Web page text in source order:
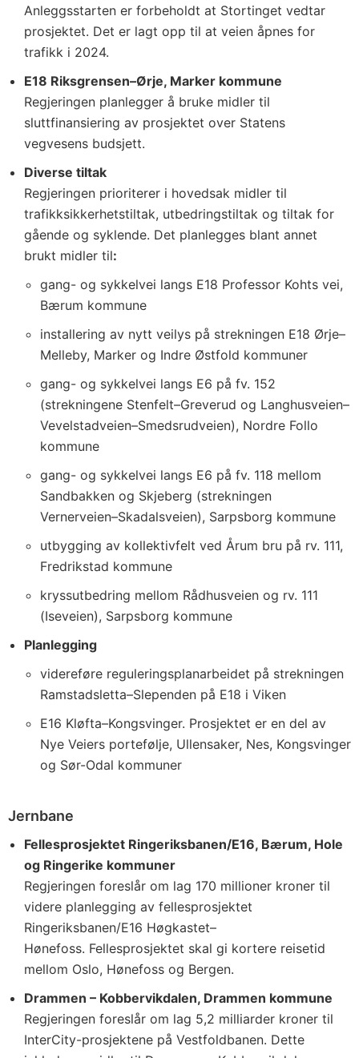
Anleggsstarten er forbeholdt at Stortinget vedtar
prosjektet. Det er lagt opp til at veien åpnes for
trafikk i 2024.
E18 Riksgrensen–Ørje, Marker kommune
Regjeringen planlegger å bruke midler til
sluttfinansiering av prosjektet over Statens
vegvesens budsjett.
Diverse tiltak
Regjeringen prioriterer i hovedsak midler til
trafikksikkerhetstiltak, utbedringstiltak og tiltak for
gående og syklende. Det planlegges blant annet
brukt midler til:
gang- og sykkelvei langs E18 Professor Kohts vei,
Bærum kommune
installering av nytt veilys på strekningen E18 Ørje–
Melleby, Marker og Indre Østfold kommuner
gang- og sykkelvei langs E6 på fv. 152
(strekningene Stenfelt–Greverud og Langhusveien–
Vevelstadveien–Smedsrudveien), Nordre Follo
kommune
gang- og sykkelvei langs E6 på fv. 118 mellom
Sandbakken og Skjeberg (strekningen
Vernerveien–Skadalsveien), Sarpsborg kommune
utbygging av kollektivfelt ved Årum bru på rv. 111,
Fredrikstad kommune
kryssutbedring mellom Rådhusveien og rv. 111
(Iseveien), Sarpsborg kommune
Planlegging
videreføre reguleringsplanarbeidet på strekningen
Ramstadsletta–Slependen på E18 i Viken
E16 Kløfta–Kongsvinger. Prosjektet er en del av
Nye Veiers portefølje, Ullensaker, Nes, Kongsvinger
og Sør-Odal kommuner
Jernbane
Fellesprosjektet Ringeriksbanen/E16, Bærum, Hole
og Ringerike kommuner
Regjeringen foreslår om lag 170 millioner kroner til
videre planlegging av fellesprosjektet
Ringeriksbanen/E16 Høgkastet–
Hønefoss. Fellesprosjektet skal gi kortere reisetid
mellom Oslo, Hønefoss og Bergen.
Drammen – Kobbervikdalen, Drammen kommune
Regjeringen foreslår om lag 5,2 milliarder kroner til
InterCity-prosjektene på Vestfoldbanen. Dette